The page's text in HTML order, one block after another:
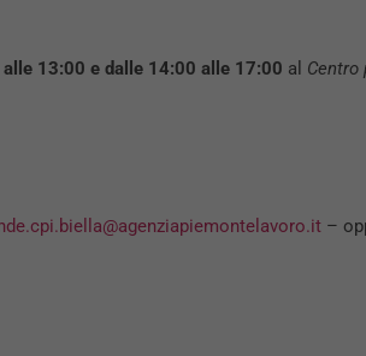
13:00 e dalle 14:00 alle 17:00 al Centro
–